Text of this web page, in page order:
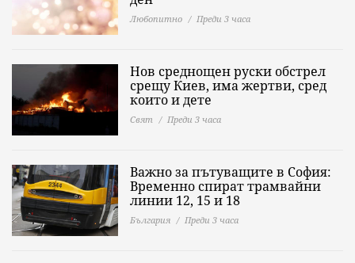
Любопитно Преди 3 часа
Нов среднощен руски обстрел
срещу Киев, има жертви, сред
които и дете
Свят Преди 3 часа
Важно за пътуващите в София:
Временно спират трамвайни
линии 12, 15 и 18
България Преди 3 часа